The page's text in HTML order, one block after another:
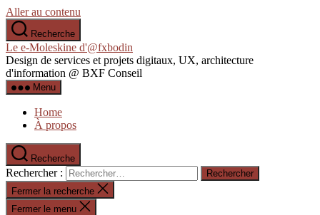
Aller au contenu
Recherche
Le e-Moleskine d'@fxbodin
Design de services et projets digitaux, UX, architecture
d'information @ BXF Conseil
Menu
Home
À propos
Recherche
Rechercher :
Fermer la recherche
Fermer le menu